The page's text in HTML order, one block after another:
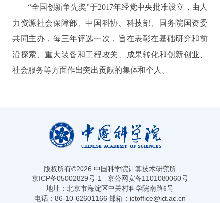
“全国创新争先奖”于2017年经党中央批准设立，由人
力资源社会保障部、中国科协、科技部、国务院国资委
共同主办，每三年评选一次，旨在表彰在基础研究和前
沿探索、重大装备和工程攻关、成果转化和创新创业、
社会服务等方面作出突出贡献的集体和个人。
版权所有©2026 中国科学院计算技术研究所
京ICP备05002829号-1
京公网安备1101080060号
地址：北京市海淀区中关村科学院南路6号
电话：86-10-62601166 邮箱：ictoffice@ict.ac.cn